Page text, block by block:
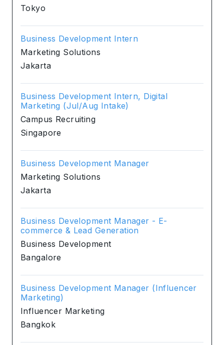
Tokyo
Business Development Intern
Marketing Solutions
Jakarta
Business Development Intern, Digital
Marketing (Jul/Aug Intake)
Campus Recruiting
Singapore
Business Development Manager
Marketing Solutions
Jakarta
Business Development Manager - E-
commerce & Lead Generation
Business Development
Bangalore
Business Development Manager (Influencer
Marketing)
Influencer Marketing
Bangkok